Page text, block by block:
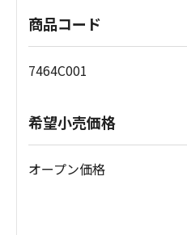
商品コード
7464C001
希望小売価格
オープン価格